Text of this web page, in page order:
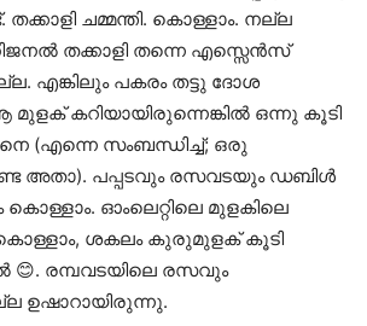
തക്കാളി ചമ്മന്തി. കൊള്ളാം. നല്ല
തക്കാളി തന്നെ എസ്സെൻസ്
എങ്കിലും പകരം തട്ടു ദോശ
കറിയായിരുന്നെങ്കിൽ ഒന്നു കൂടി
(എന്നെ സംബന്ധിച്ച്; ഒരു
അതാ). പപ്പടവും രസവടയും ഡബിൾ
കൊള്ളാം. ഓംലെറ്റിലെ മുളകിലെ
ശകലം കുരുമുളക് കൂടി
😊. രമ്പവടയിലെ രസവും
ഉഷാറായിരുന്നു.